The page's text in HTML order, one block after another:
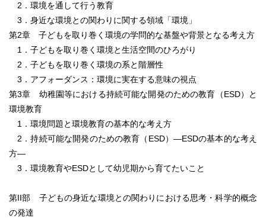
2．環境を通して行う教育
3．身近な環境との関わりに関する領域「環境」
第2章 子どもを取り巻く環境の学問的な基盤や背景となる考え方
1．子どもを取り巻く環境と生活空間のひろがり
2．子どもを取り巻く環境の系と階層性
3．アフォーダンス：環境に実在する意味の視点
第3章 幼稚園等における持続可能な開発のための教育（ESD）と
環境教育
1．環境問題と環境教育の基本的な考え方
2．持続可能な開発のための教育（ESD）―ESDの基本的な考え
方―
3．環境教育やESDとして幼児期から育てたいこと
第II部 子どもの身近な環境との関わりにおける思考・科学的概念
の発達